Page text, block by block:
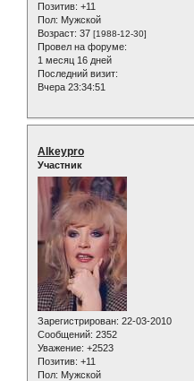
Позитив: +11
Пол: Мужской
Возраст: 37 [1988-12-30]
Провел на форуме:
1 месяц 16 дней
Последний визит:
Вчера 23:34:51
Alkeypro
Участник
Зарегистрирован: 22-03-2010
Сообщений: 2352
Уважение: +2523
Позитив: +11
Пол: Мужской